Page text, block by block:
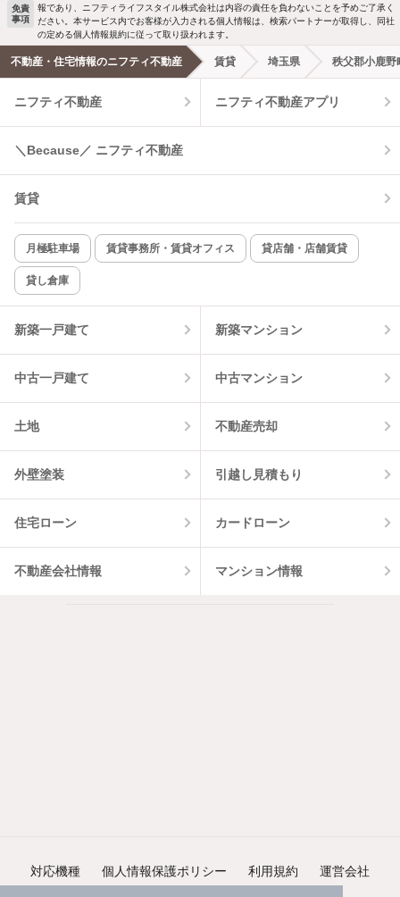
洗濯機置場あり 独立洗面台
エアコンあり 都市ガス
温水洗浄便座 オートロック
コンロ2口以上
新着のみ インターネット無料
該当件数:
3件
免責
事項
報であり、ニフティライフスタイル株式会社は内容の責任を負わないことを予めご了承く
ださい。本サービス内でお客様が入力される個人情報は、検索パートナーが取得し、同社
の定める個人情報規約に従って取り扱われます。
不動産・住宅情報のニフティ不動産 賃貸 埼玉県 秩父郡小鹿野
ニフティ不動産 ニフティ不動産アプリ
＼Because／ ニフティ不動産
賃貸
月極駐車場 賃貸事務所・賃貸オフィス 貸店舗・店舗賃貸
貸し倉庫
新築一戸建て 新築マンション
中古一戸建て 中古マンション
土地 不動産売却
外壁塗装 引越し見積もり
住宅ローン カードローン
不動産会社情報 マンション情報
対応機種 個人情報保護ポリシー 利用規約 運営会社